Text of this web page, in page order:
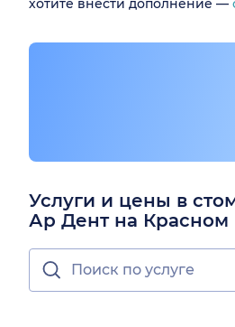
Услуги и цены в
Ар Дент на Красном